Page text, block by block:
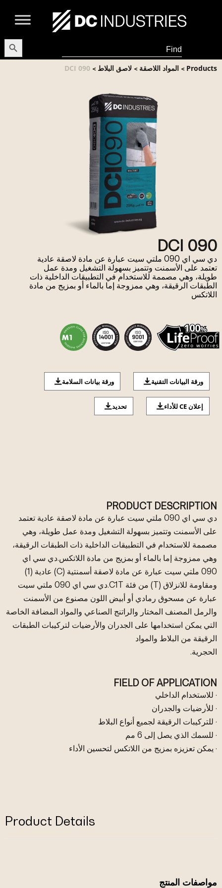
Search
for:
Button
Products
> المواد اللاصقة> لاصق البلاط>
DCI 090
DCI 090
دي سي اي 090 ملتي سيت عبارة عن مادة لاصقة عادية
تعتمد على الأسمنت وتتميز بسهولة التشغيل ومدة عمل
طويلة، وهي مصممة للاستخدام في التطبيقات الداخلية ذات
الطبقات الرقيقة، وهي ممزوجة إما بالماء أو بمزيج من مادة
اللاتكس
ورقة البيانات التقنية ورقة بيانات السلامة
إعلان CE للأداء تحديد
PRODUCT DESCRIPTION
دي سي اي 090 ملتي سيت عبارة عن مادة لاصقة عادية تعتمد
على الأسمنت وتتميز بسهولة التشغيل ومدة عمل طويلة، وهي
مصممة للاستخدام في التطبيقات الداخلية ذات الطبقات الرقيقة،
وهي ممزوجة إما بالماء أو بمزيج من مادة اللاتكس.دي سي اي
090 ملتي سيت عبارة عن مادة لاصقة أسمنتية (C) عادية (1)
ومقاومة للانزلاق (T) من فئة C1T.دي سي اي 090 ملتي سيت
عبارة عن مسحوق رمادي أو أبيض اللون مصنوع من الأسمنت
والرمل المصنف المختار والراتنج الصناعي والمواد المضافة الخاصة
التي يمكن استخدامها على الجدران والأرضيات لتركيبات الطبقات
الرقيقة من البلاط والمواد
الحجرية.
FIELD OF APPLICATION
· للاستخدام الداخلي
· للأرضيات والجدران
· للتركيبات الرقيقة لجميع أنواع البلاط
· للسمك الذي يصل إلى 6 مم
· يمكن تعزيزه بمزيج من اللاتكس لتحسين الأداء
Product Details
مواصفات المنتج